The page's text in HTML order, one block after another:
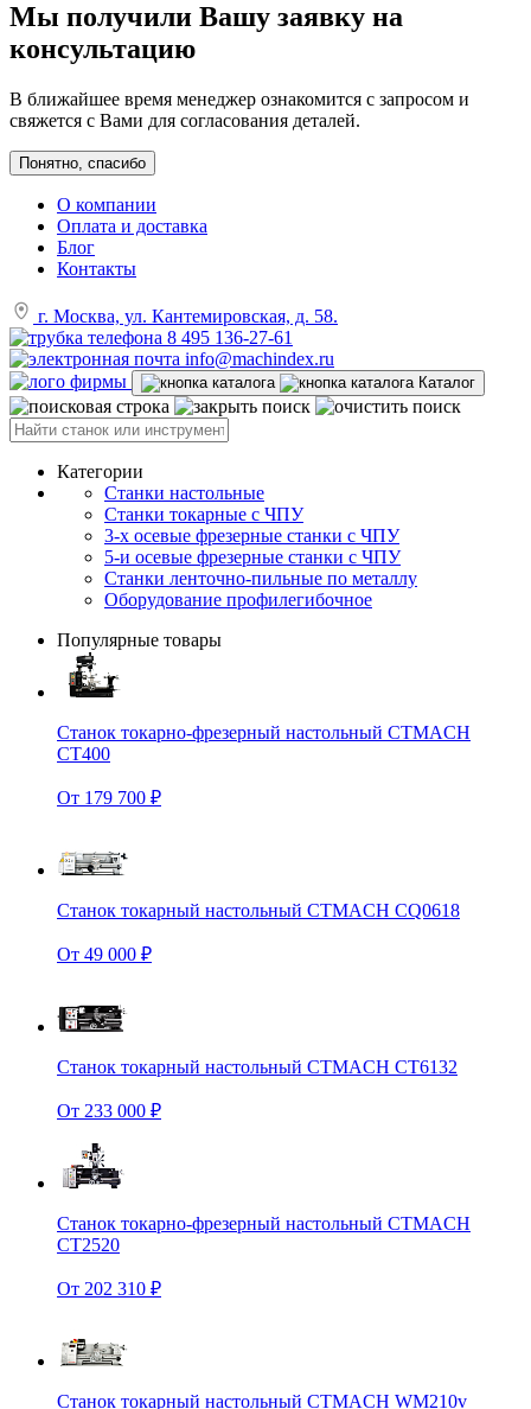
Мы получили Вашу заявку на
консультацию
В ближайшее время менеджер ознакомится с запросом и
свяжется с Вами для согласования деталей.
Понятно, спасибо
О компании
Оплата и доставка
Блог
Контакты
г. Москва, ул. Кантемировская, д. 58.
8 495 136-27-61
info@machindex.ru
Каталог
Категории
Станки настольные
Станки токарные с ЧПУ
3-х осевые фрезерные станки с ЧПУ
5-и осевые фрезерные станки с ЧПУ
Станки ленточно-пильные по металлу
Оборудование профилегибочное
Популярные товары
Станок токарно-фрезерный настольный CTMACH
CT400
От 179 700 ₽
Станок токарный настольный CTMACH CQ0618
От 49 000 ₽
Станок токарный настольный CTMACH CT6132
От 233 000 ₽
Станок токарно-фрезерный настольный CTMACH
CT2520
От 202 310 ₽
Станок токарный настольный CTMACH WM210v